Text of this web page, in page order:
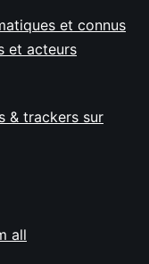
et connus
et acteurs
& trackers sur
all